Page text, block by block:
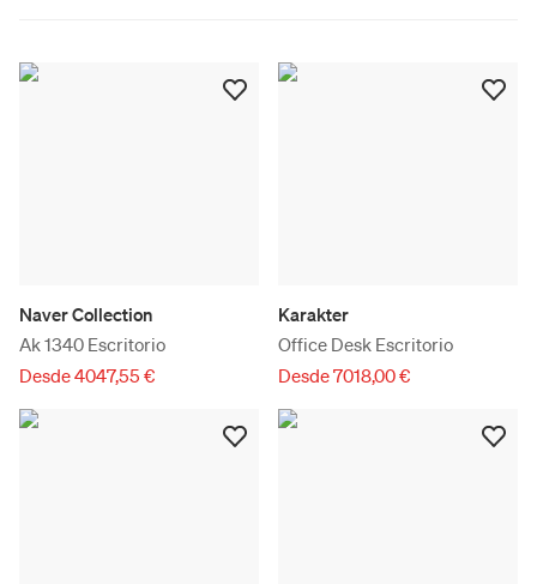
Naver Collection
Ak 1340 Escritorio
Desde 4047,55 €
Karakter
Office Desk Escritorio
Desde 7018,00 €